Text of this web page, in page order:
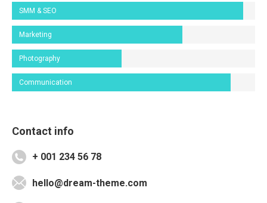
SMM & SEO
Marketing
Photography
Communication
Contact info
+ 001 234 56 78
hello@dream-theme.com